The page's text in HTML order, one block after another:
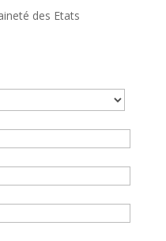
des Etats